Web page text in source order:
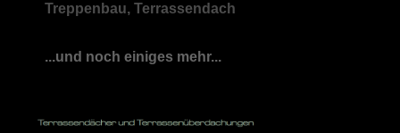
Treppenbau, Terrassendach
...und noch einiges mehr...